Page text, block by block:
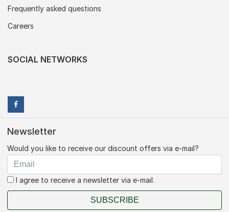
Frequently asked questions
Careers
SOCIAL NETWORKS
Newsletter
Would you like to receive our discount offers via e-mail?
I agree to receive a newsletter via e-mail.
SUBSCRIBE